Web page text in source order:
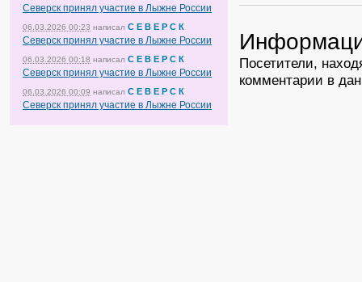
Северск принял участие в Лыжне России
06.03.2026 00:23 написал С Е В Е Р С К
Северск принял участие в Лыжне России
06.03.2026 00:18 написал С Е В Е Р С К
Северск принял участие в Лыжне России
06.03.2026 00:09 написал С Е В Е Р С К
Северск принял участие в Лыжне России
Посетители,
комментарии в